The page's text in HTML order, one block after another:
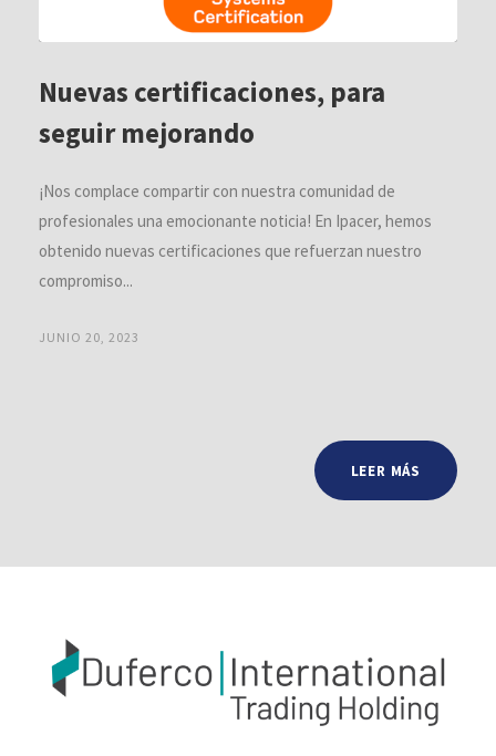
Nuevas certificaciones, para
seguir mejorando
¡Nos complace compartir con nuestra comunidad de
profesionales una emocionante noticia! En Ipacer, hemos
obtenido nuevas certificaciones que refuerzan nuestro
compromiso...
JUNIO 20, 2023
LEER MÁS